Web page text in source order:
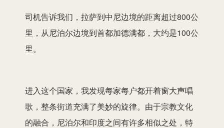
司机告诉我们，拉萨到中尼边境的距离超过800公
里，从尼泊尔边境到首都加德满都，大约是100公
里。
进入这个国家，我发现每家每户都开着窗大声唱
歌，整条街道充满了美妙的旋律。由于宗教文化
的融合，尼泊尔和印度之间有许多相似之处，特